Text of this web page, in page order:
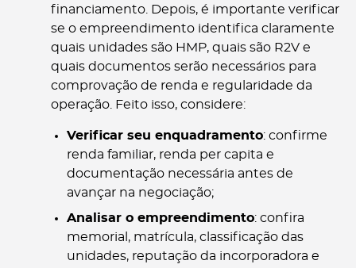
financiamento. Depois, é importante verificar
se o empreendimento identifica claramente
quais unidades são HMP, quais são R2V e
quais documentos serão necessários para
comprovação de renda e regularidade da
operação. Feito isso, considere:
Verificar seu enquadramento: confirme
renda familiar, renda per capita e
documentação necessária antes de
avançar na negociação;
Analisar o empreendimento: confira
memorial, matrícula, classificação das
unidades, reputação da incorporadora e